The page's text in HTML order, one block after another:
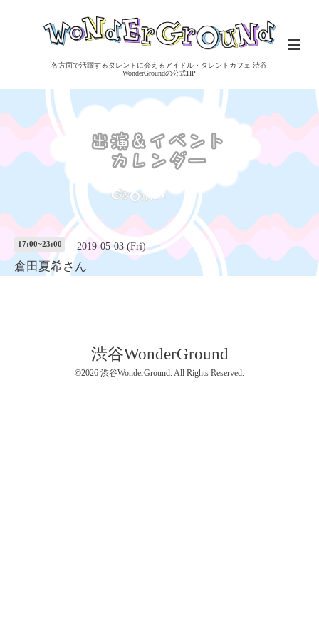
各方面で活躍するタレントに会えるアイドル・タレントカフェ 渋谷
WonderGroundの公式HP
17:00~23:00 2019-05-03 (Fri)
倉田夏希さん
渋谷WonderGround
©2026 渋谷WonderGround. All Rights Reserved.